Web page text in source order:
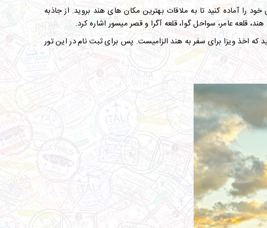
آماده کنید تا به ملاقات بهترین مکان های هند بروید. از جاذبه
قلعه عامر، سواحل گوا، قلعه آگرا و قصر میسور اشاره کرد.
اخذ ویزا برای سفر به هند الزامیست. پس برای ثبت نام در این تور